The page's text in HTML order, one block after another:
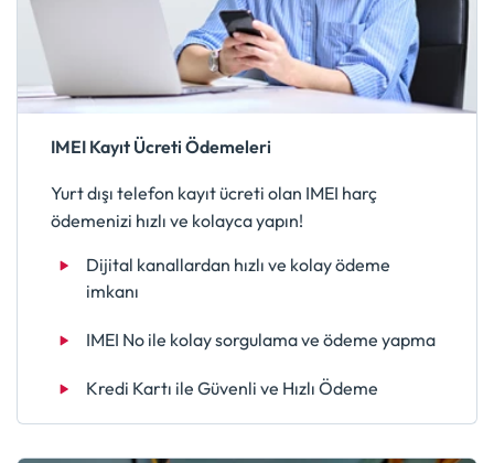
IMEI Kayıt Ücreti Ödemeleri
Yurt dışı telefon kayıt ücreti olan IMEI harç
ödemenizi hızlı ve kolayca yapın!
Dijital kanallardan hızlı ve kolay ödeme
imkanı
IMEI No ile kolay sorgulama ve ödeme yapma
Kredi Kartı ile Güvenli ve Hızlı Ödeme